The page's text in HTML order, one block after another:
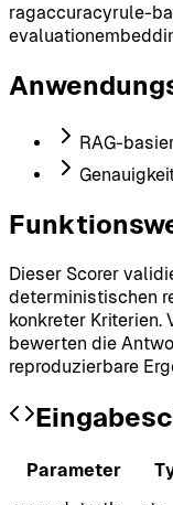
ragaccuracyrule-
evaluation
RAG-
Dieser Scorer
deterministischen
konkreter Kriterien.
bewerten die
reproduzierbare
Parameter